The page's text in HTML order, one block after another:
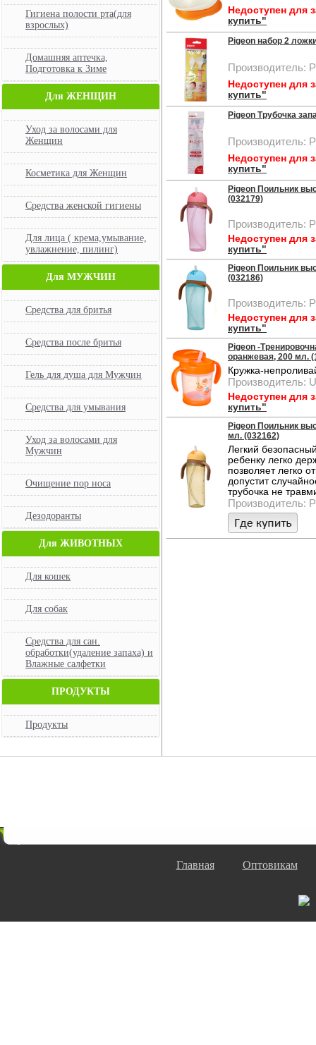
Гигиена полости рта(для
взрослых)
Домашняя аптечка,
Подготовка к Зиме
Для ЖЕНЩИН
Уход за волосами для
Женщин
Косметика для Женщин
Средства женской гигиены
Для лица ( крема,умывание,
увлажнение, пилинг)
Для МУЖЧИН
Средства для бритья
Средства после бритья
Гель для душа для Мужчин
Средства для умывания
Уход за волосами для
Мужчин
Очищение пор носа
Дезодоранты
Для ЖИВОТНЫХ
Для кошек
Для собак
Средства для сан.
обработки(удаление запаха) и
Влажные салфетки
ПРОДУКТЫ
Продукты
Недоступен для
купить"
Pigeon набор 2
Производитель:
Недоступен для
купить"
Pigeon Трубочка
Производитель:
Недоступен для
купить"
Pigeon Поильник
(032179)
Производитель:
Недоступен для
купить"
Pigeon Поильник
(032186)
Производитель:
Недоступен для
купить"
Pigeon -
оранжевая, 200 мл.
Кружка-
Производитель:
Недоступен для
купить"
Pigeon Поильник
мл. (032162)
Легкий
ребенку легко
позволяет легко
допустит
трубочка не
Производитель:
Главная Оптовикам